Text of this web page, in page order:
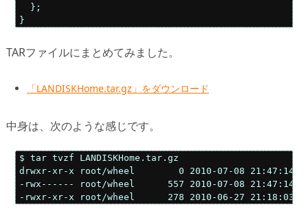
};
}
TARファイルにまとめてみました。
「LANDISKHome.tar.gz」をダウンロード
中身は、次のような感じです。
$ tar tvzf LANDISKHome.tar.gz
drwxr-xr-x root/wheel        0 2010-07-08 21:47:14
-rwx------ root/wheel      557 2010-07-08 21:47:14
-rwxr-xr-x root/wheel      278 2010-06-27 21:18:03